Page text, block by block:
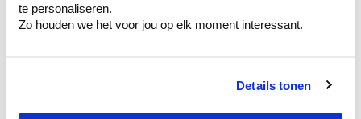
te personaliseren.
Zo houden we het voor jou op elk moment interessant.
Details tonen
Bekijk er de bijhorende tinten om je kleur
te verfijnen.